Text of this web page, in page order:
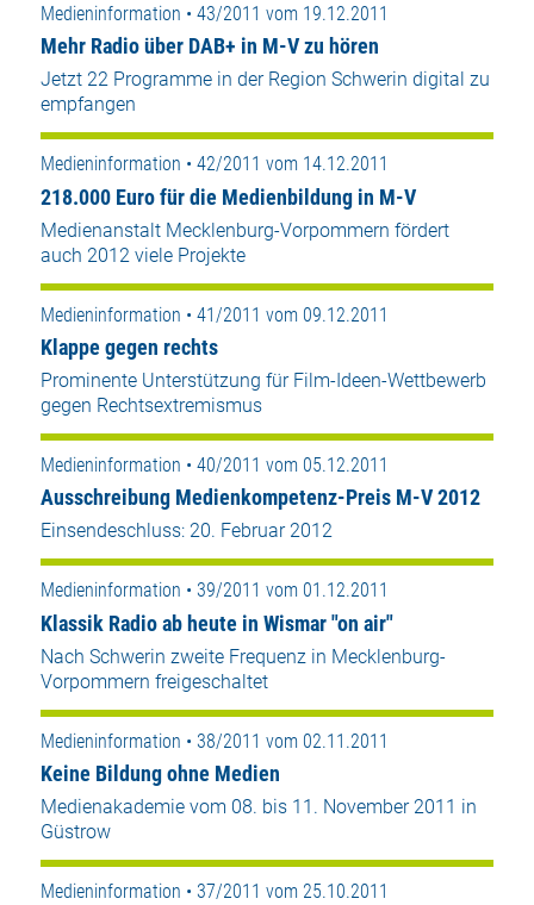
Medieninformation • 43/2011 vom 19.12.2011
Mehr Radio über DAB+ in M-V zu hören
Jetzt 22 Programme in der Region Schwerin digital zu
empfangen
Medieninformation • 42/2011 vom 14.12.2011
218.000 Euro für die Medienbildung in M-V
Medienanstalt Mecklenburg-Vorpommern fördert
auch 2012 viele Projekte
Medieninformation • 41/2011 vom 09.12.2011
Klappe gegen rechts
Prominente Unterstützung für Film-Ideen-Wettbewerb
gegen Rechtsextremismus
Medieninformation • 40/2011 vom 05.12.2011
Ausschreibung Medienkompetenz-Preis M-V 2012
Einsendeschluss: 20. Februar 2012
Medieninformation • 39/2011 vom 01.12.2011
Klassik Radio ab heute in Wismar "on air"
Nach Schwerin zweite Frequenz in Mecklenburg-
Vorpommern freigeschaltet
Medieninformation • 38/2011 vom 02.11.2011
Keine Bildung ohne Medien
Medienakademie vom 08. bis 11. November 2011 in
Güstrow
Medieninformation • 37/2011 vom 25.10.2011